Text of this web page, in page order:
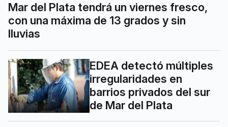
Mar del Plata tendrá un viernes fresco,
con una máxima de 13 grados y sin
lluvias
EDEA detectó múltiples
irregularidades en
barrios privados del sur
de Mar del Plata